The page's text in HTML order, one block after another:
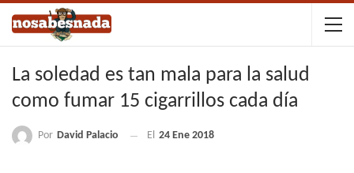
La soledad es tan mala para la salud
como fumar 15 cigarrillos cada día
Por David Palacio El 24 Ene 2018